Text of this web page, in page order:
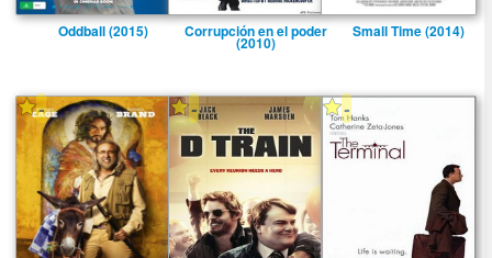
Oddball (2015) Corrupción en el poder
(2010)
Small Time (2014)
- - -